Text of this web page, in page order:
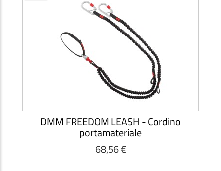
DMM FREEDOM LEASH - Cordino
portamateriale
68,56 €